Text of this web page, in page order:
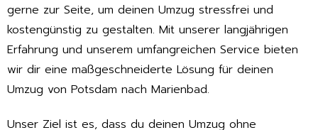
gerne zur Seite, um deinen Umzug stressfrei und
kostengünstig zu gestalten. Mit unserer langjährigen
Erfahrung und unserem umfangreichen Service bieten
wir dir eine maßgeschneiderte Lösung für deinen
Umzug von Potsdam nach Marienbad.
Unser Ziel ist es, dass du deinen Umzug ohne